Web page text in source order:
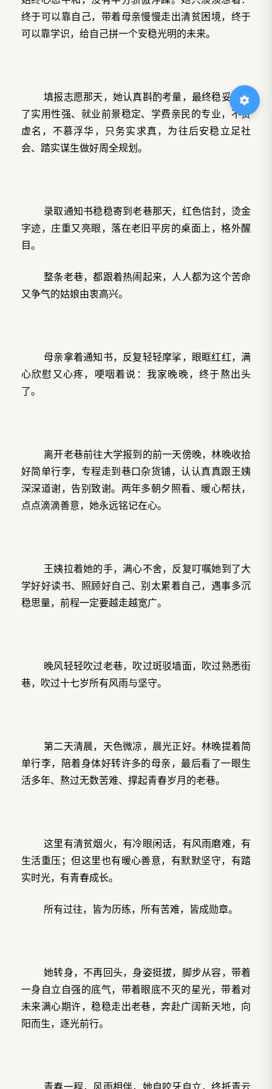
终于可以靠自己，带着母亲慢慢走出清贫困境，终于
可以靠学识，给自己拼一个安稳光明的未来。
填报志愿那天，她认真斟酌考量，最终稳妥选择
了实用性强、就业前景稳定、学费亲民的专业，不贪
虚名，不慕浮华，只务实求真，为往后安稳立足社
会、踏实谋生做好周全规划。
录取通知书稳稳寄到老巷那天，红色信封，烫金
字迹，庄重又亮眼，落在老旧平房的桌面上，格外醒
目。
整条老巷，都跟着热闹起来，人人都为这个苦命
又争气的姑娘由衷高兴。
母亲拿着通知书，反复轻轻摩挲，眼眶红红，满
心欣慰又心疼，哽咽着说：我家晚晚，终于熬出头
了。
离开老巷前往大学报到的前一天傍晚，林晚收拾
好简单行李，专程走到巷口杂货铺，认认真真跟王姨
深深道谢，告别致谢。两年多朝夕照看、暖心帮扶，
点点滴滴善意，她永远铭记在心。
王姨拉着她的手，满心不舍，反复叮嘱她到了大
学好好读书、照顾好自己、别太累着自己，遇事多沉
稳思量，前程一定要越走越宽广。
晚风轻轻吹过老巷，吹过斑驳墙面，吹过熟悉街
巷，吹过十七岁所有风雨与坚守。
第二天清晨，天色微凉，晨光正好。林晚提着简
单行李，陪着身体好转许多的母亲，最后看了一眼生
活多年、熬过无数苦难、撑起青春岁月的老巷。
这里有清贫烟火，有冷眼闲话，有风雨磨难，有
生活重压；但这里也有暖心善意，有默默坚守，有踏
实时光，有青春成长。
所有过往，皆为历练，所有苦难，皆成勋章。
她转身，不再回头，身姿挺拔，脚步从容，带着
一身自立自强的底气，带着眼底不灭的星光，带着对
未来满心期许，稳稳走出老巷，奔赴广阔新天地，向
阳而生，逐光前行。
青春一程，风雨相伴，她自咬牙自立，终抵青云